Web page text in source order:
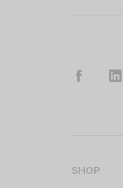
SHOP